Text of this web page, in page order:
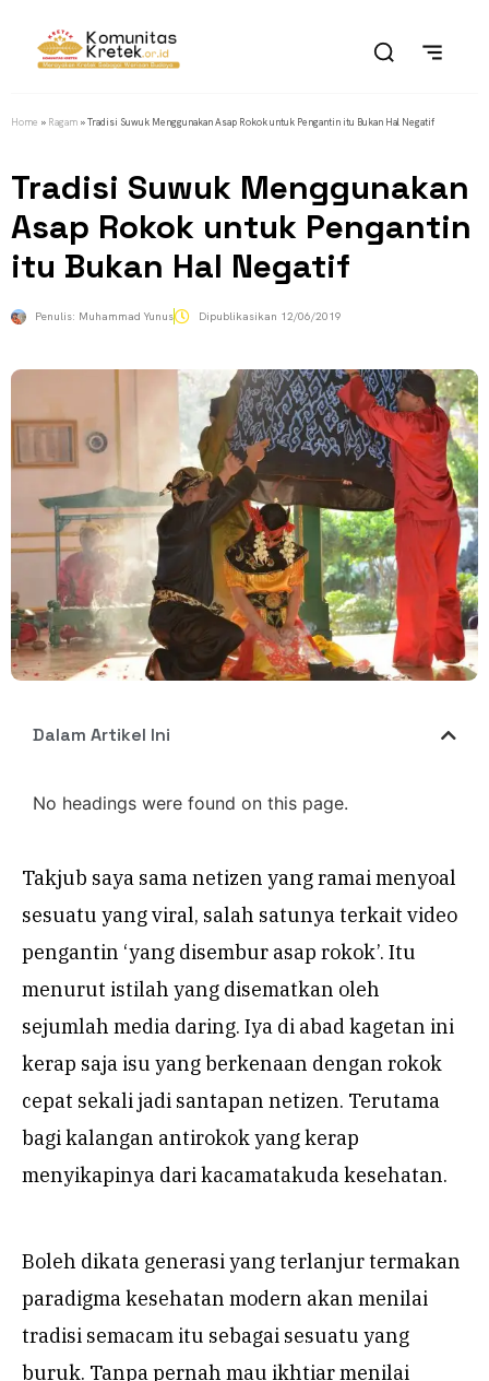
Home » Ragam »Tradisi Suwuk Menggunakan Asap Rokok untuk Pengantin itu Bukan Hal Negatif
Tradisi Suwuk Menggunakan
Asap Rokok untuk Pengantin
itu Bukan Hal Negatif
Penulis: Muhammad Yunus Dipublikasikan 12/06/2019
Dalam Artikel Ini
No headings were found on this page.
Takjub saya sama netizen yang ramai menyoal
sesuatu yang viral, salah satunya terkait video
pengantin ‘yang disembur asap rokok’. Itu
menurut istilah yang disematkan oleh
sejumlah media daring. Iya di abad kagetan ini
kerap saja isu yang berkenaan dengan rokok
cepat sekali jadi santapan netizen. Terutama
bagi kalangan antirokok yang kerap
menyikapinya dari kacamatakuda kesehatan.
Boleh dikata generasi yang terlanjur termakan
paradigma kesehatan modern akan menilai
tradisi semacam itu sebagai sesuatu yang
buruk. Tanpa pernah mau ikhtiar menilai